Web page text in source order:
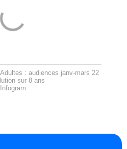
: audiences janv-mars 22
sur 8 ans
Infogram